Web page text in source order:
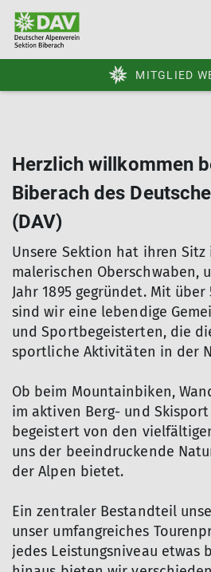
MITGLIED
Herzlich willkommen
Biberach des
(DAV)
Unsere Sektion hat ihren
malerischen Oberschwaben,
Jahr 1895 gegründet. Mit
sind wir eine lebendige
und Sportbegeisterten, die
sportliche Aktivitäten in der
Ob beim Mountainbiken,
im aktiven Berg- und
begeistert von den
uns der beeindruckende
der Alpen bietet.
Ein zentraler Bestandteil
unser umfangreiches
jedes Leistungsniveau etwas